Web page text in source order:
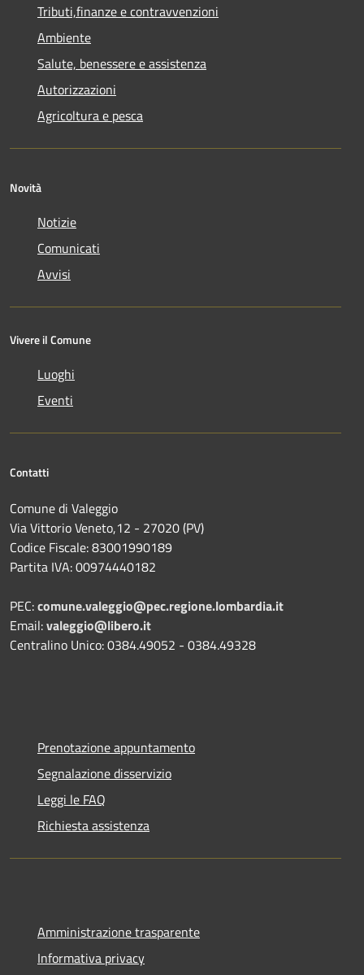
Tributi,finanze e contravvenzioni
Ambiente
Salute, benessere e assistenza
Autorizzazioni
Agricoltura e pesca
Novità
Notizie
Comunicati
Avvisi
Vivere il Comune
Luoghi
Eventi
Contatti
Comune di Valeggio
Via Vittorio Veneto,12 - 27020 (PV)
Codice Fiscale: 83001990189
Partita IVA: 00974440182
PEC:comune.valeggio@pec.regione.lombardia.it
Email:valeggio@libero.it
Centralino Unico: 0384.49052 - 0384.49328
Prenotazione appuntamento
Segnalazione disservizio
Leggi le FAQ
Richiesta assistenza
Amministrazione trasparente
Informativa privacy